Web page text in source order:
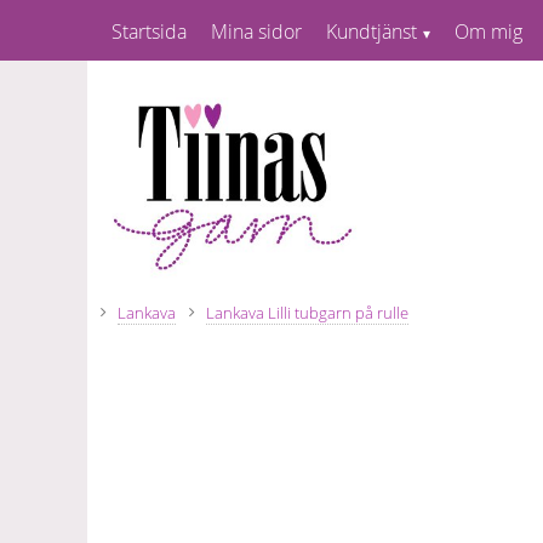
Startsida Mina sidor Kundtjänst Om mig
Lankava Lankava Lilli tubgarn på rulle